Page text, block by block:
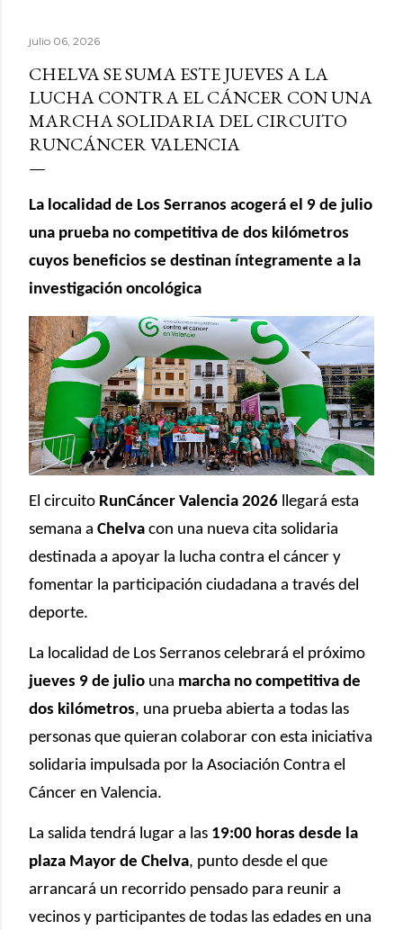
julio 06, 2026
CHELVA SE SUMA ESTE JUEVES A LA
LUCHA CONTRA EL CÁNCER CON UNA
MARCHA SOLIDARIA DEL CIRCUITO
RUNCÁNCER VALENCIA
La localidad de Los Serranos acogerá el 9 de julio
una prueba no competitiva de dos kilómetros
cuyos beneficios se destinan íntegramente a la
investigación oncológica
El circuito RunCáncer Valencia 2026 llegará esta
semana a Chelva con una nueva cita solidaria
destinada a apoyar la lucha contra el cáncer y
fomentar la participación ciudadana a través del
deporte.
La localidad de Los Serranos celebrará el próximo
jueves 9 de julio una marcha no competitiva de
dos kilómetros, una prueba abierta a todas las
personas que quieran colaborar con esta iniciativa
solidaria impulsada por la Asociación Contra el
Cáncer en Valencia.
La salida tendrá lugar a las 19:00 horas desde la
plaza Mayor de Chelva, punto desde el que
arrancará un recorrido pensado para reunir a
vecinos y participantes de todas las edades en una